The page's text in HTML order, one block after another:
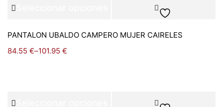
PANTALON UBALDO CAMPERO MUJER CAIRELES
84.55 €–101.95 €